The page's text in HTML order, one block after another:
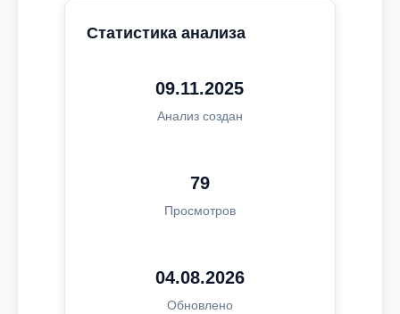
Статистика анализа
09.11.2025
Анализ создан
79
Просмотров
04.08.2026
Обновлено